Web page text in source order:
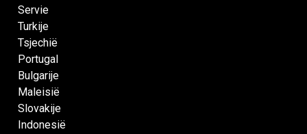
Servie
Turkije
Tsjechië
Portugal
Bulgarije
Maleisië
Slovakije
Indonesië